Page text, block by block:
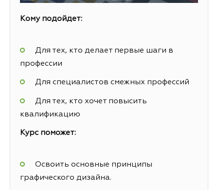
Кому подойдет:
Для тех, кто делает первые шаги в
профессии
Для специалистов смежных профессий
Для тех, кто хочет повысить
квалификацию
Курс поможет:
Освоить основные принципы
графического дизайна.